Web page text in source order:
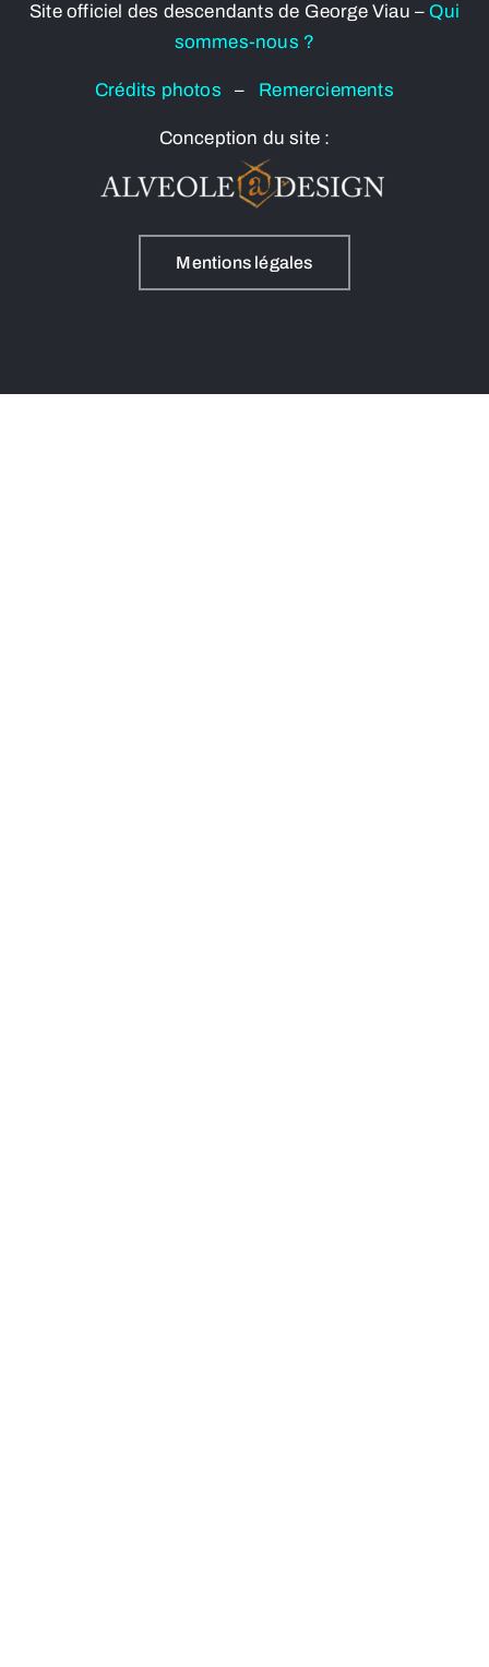
Site officiel des descendants de George Viau – Qui
sommes-nous ?
Crédits photos– Remerciements
Conception du site :
Mentions légales